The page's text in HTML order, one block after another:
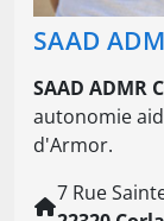
SAAD
SAAD ADMR
autonomie
d'Armor.
7 Rue